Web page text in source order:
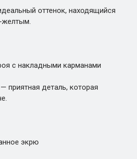
оттенок, находящийся
желтым.
с накладными карманами
деталь, которая
экрю